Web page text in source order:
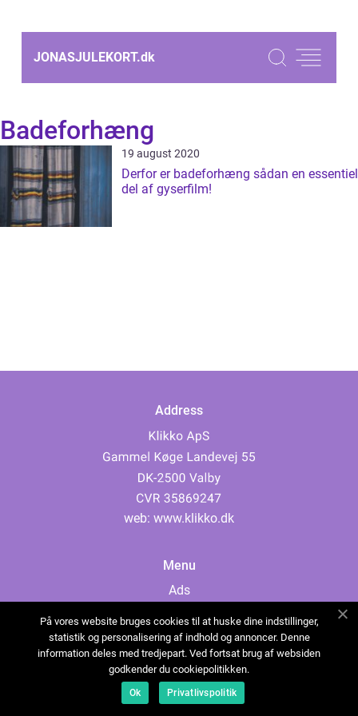
JONASJULEKORT.dk
Badeforhæng
19 august 2020
Derfor er badeforhæng sådan en essentiel
del af gyserfilm!
Address
web: www.klikko.dk
Menu
Ads
Cookies
Contact
Sitemap
På vores website bruges cookies til at huske dine indstillinger,
statistik og personalisering af indhold og annoncer. Denne
information deles med tredjepart. Ved fortsat brug af websiden
godkender du cookiepolitikken.
Ok Privatlivspolitik